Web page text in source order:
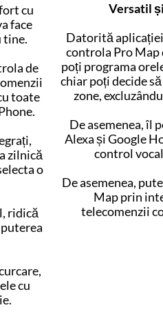
cu
face
tine.
de
toate
zilnică
o
ridică
cu
Versatil
Datorită
controla Pro Map
poți programa
chiar poți decide
zone,
De asemenea, îl
Alexa și Google
control
De asemenea,
Map prin
telecomenzii